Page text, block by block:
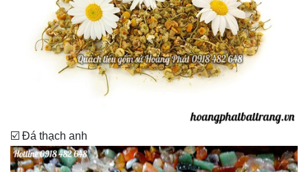
☑️ Đá thạch anh